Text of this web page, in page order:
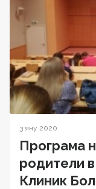
3 яну 2020
Програма
родители
Клиник